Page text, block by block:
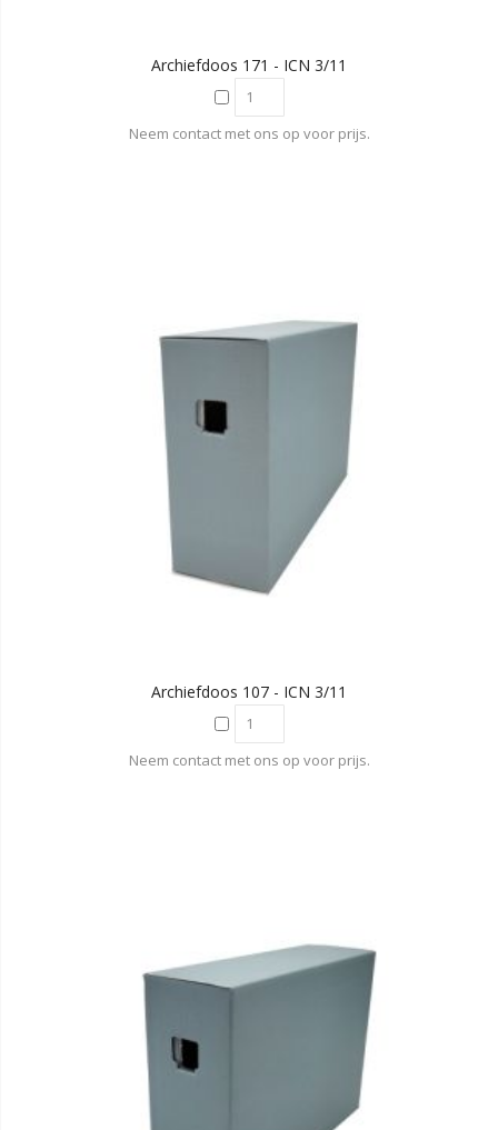
Archiefdoos 171 - ICN 3/11
Neem contact met ons op voor prijs.
Archiefdoos 107 - ICN 3/11
Neem contact met ons op voor prijs.